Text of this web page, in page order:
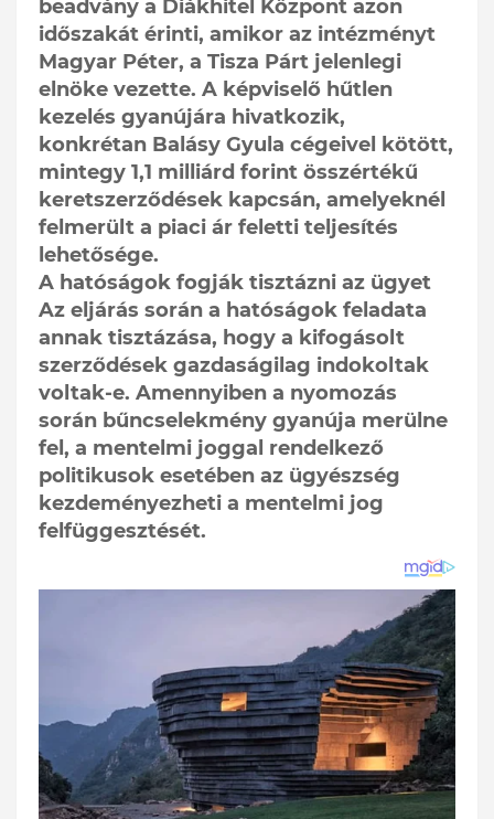
beadvány a Diákhitel Központ azon
időszakát érinti, amikor az intézményt
Magyar Péter, a Tisza Párt jelenlegi
elnöke vezette. A képviselő hűtlen
kezelés gyanújára hivatkozik,
konkrétan Balásy Gyula cégeivel kötött,
mintegy 1,1 milliárd forint összértékű
keretszerződések kapcsán, amelyeknél
felmerült a piaci ár feletti teljesítés
lehetősége.
A hatóságok fogják tisztázni az ügyet
Az eljárás során a hatóságok feladata
annak tisztázása, hogy a kifogásolt
szerződések gazdaságilag indokoltak
voltak-e. Amennyiben a nyomozás
során bűncselekmény gyanúja merülne
fel, a mentelmi joggal rendelkező
politikusok esetében az ügyészség
kezdeményezheti a mentelmi jog
felfüggesztését.